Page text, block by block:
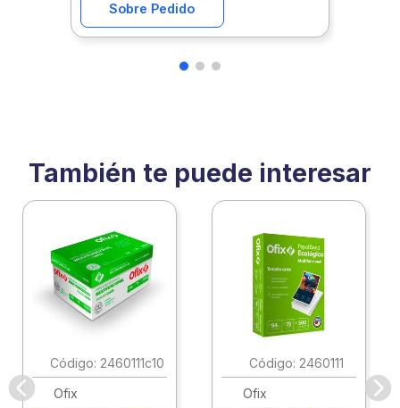
Sobre Pedido
También te puede interesar
: 2460111c10
Ofix
: 2460111
Ofix